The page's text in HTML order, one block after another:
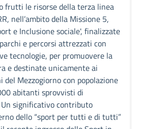
frutti le risorse della terza linea
nell’ambito della Missione 5,
e Inclusione sociale', finalizzate
e percorsi attrezzati con
tecnologie, per promuovere la
e destinate unicamente ai
del Mezzogiorno con popolazione
abitanti sprovvisti di
significativo contributo
dello “sport per tutti e di tutti”